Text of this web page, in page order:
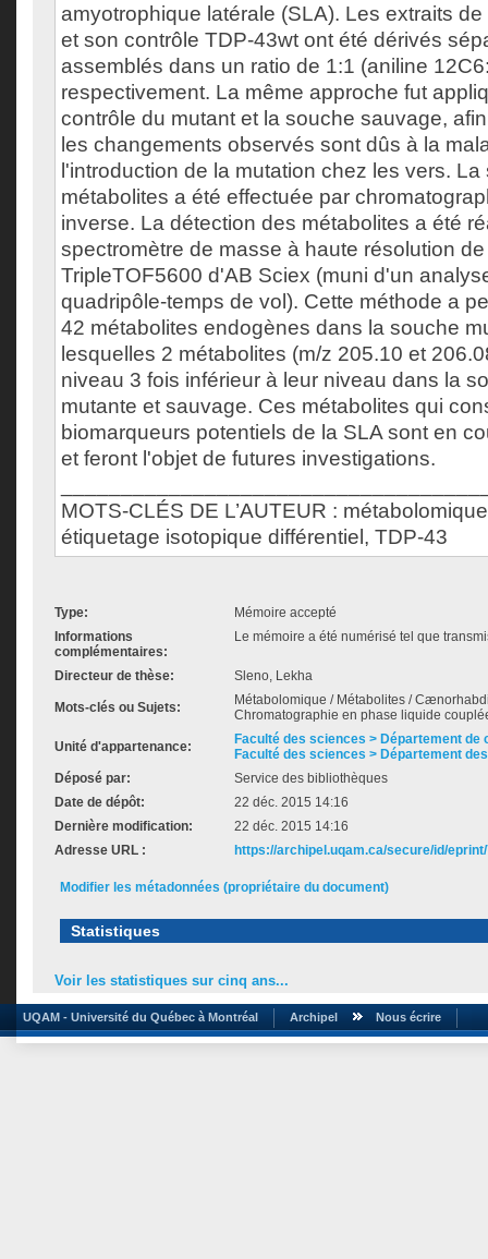
amyotrophique latérale (SLA). Les extraits
et son contrôle TDP-43wt ont été dérivés
assemblés dans un ratio de 1:1 (aniline
respectivement. La même approche fut
contrôle du mutant et la souche sauvage,
les changements observés sont dûs à la
l'introduction de la mutation chez les vers.
métabolites a été effectuée par
inverse. La détection des métabolites a été
spectromètre de masse à haute résolution
TripleTOF5600 d'AB Sciex (muni d'un
quadripôle-temps de vol). Cette méthode a
42 métabolites endogènes dans la souche
lesquelles 2 métabolites (m/z 205.10 et
niveau 3 fois inférieur à leur niveau dans la
mutante et sauvage. Ces métabolites qui
biomarqueurs potentiels de la SLA sont en
et feront l'objet de futures investigations.
MOTS-CLÉS DE L’AUTEUR :
étiquetage isotopique différentiel, TDP-43
Type:
Mémoire accepté
Informations
complémentaires:
Le mémoire a été numérisé tel que
Directeur de thèse: Sleno, Lekha
Mots-clés ou Sujets:
Métabolomique / Métabolites /
Chromatographie en phase liquide
Unité d'appartenance:
Faculté des sciences > Département de
Faculté des sciences > Département
Déposé par:
Service des bibliothèques
Date de dépôt:
22 déc. 2015 14:16
Dernière modification:
22 déc. 2015 14:16
Adresse URL :
https://archipel.uqam.ca/secure/id/
Modifier les métadonnées (propriétaire du document)
Statistiques
Voir les statistiques sur cinq ans...
UQAM - Université du Québec à Montréal Archipel Nous écrire